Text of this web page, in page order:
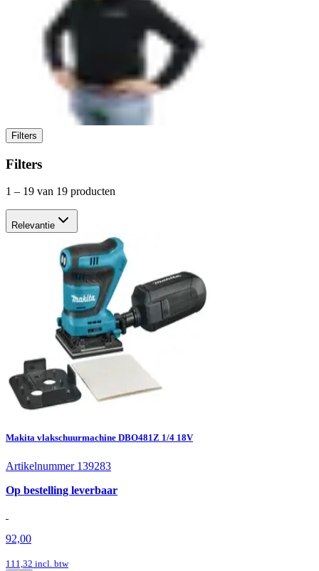
Filters
Filters
1 – 19 van 19 producten
Relevantie
Makita vlakschuurmachine DBO481Z 1/4 18V
Artikelnummer 139283
Op bestelling leverbaar
92,00
111,32 incl. btw